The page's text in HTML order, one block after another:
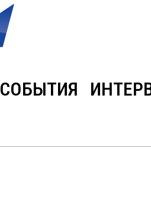
СОБЫТИЯ